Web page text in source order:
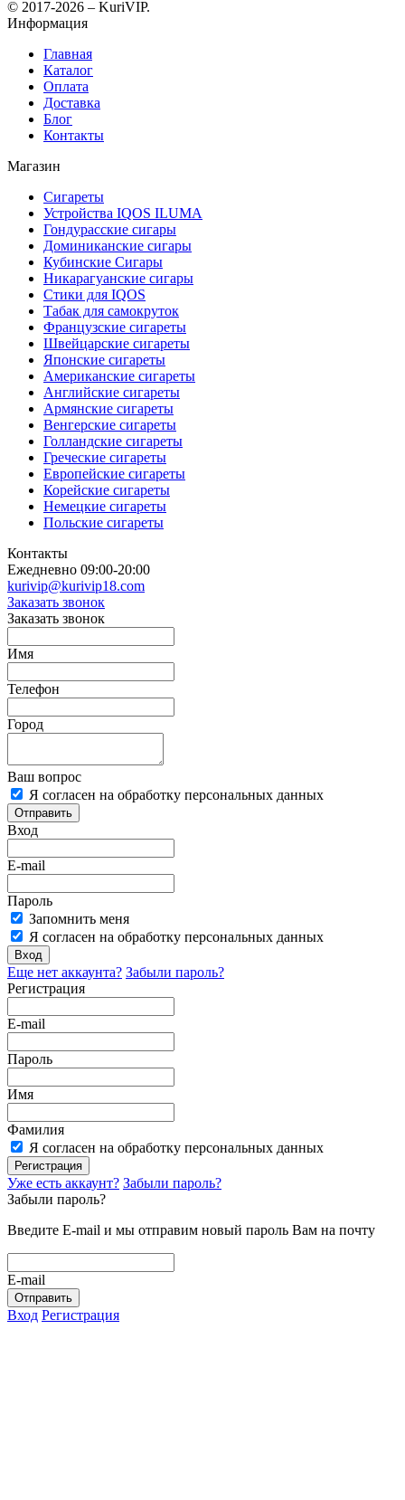
© 2017-2026 – KuriVIP.
Информация
Главная
Каталог
Оплата
Доставка
Блог
Контакты
Магазин
Сигареты
Устройства IQOS ILUMA
Гондурасские сигары
Доминиканские сигары
Кубинские Сигары
Никарагуанские сигары
Стики для IQOS
Табак для самокруток
Французские сигареты
Швейцарские сигареты
Японские сигареты
Американские сигареты
Английские сигареты
Армянские сигареты
Венгерские сигареты
Голландские сигареты
Греческие сигареты
Европейские сигареты
Корейские сигареты
Немецкие сигареты
Польские сигареты
Контакты
Ежедневно 09:00-20:00
kurivip@kurivip18.com
Заказать звонок
Заказать звонок
Имя
Телефон
Город
Ваш вопрос
Я согласен на обработку персональных данных
Отправить
Вход
E-mail
Пароль
Запомнить меня
Я согласен на обработку персональных данных
Вход
Еще нет аккаунта? Забыли пароль?
Регистрация
E-mail
Пароль
Имя
Фамилия
Я согласен на обработку персональных данных
Регистрация
Уже есть аккаунт? Забыли пароль?
Забыли пароль?
Введите E-mail и мы отправим новый пароль Вам на почту
E-mail
Отправить
Вход Регистрация